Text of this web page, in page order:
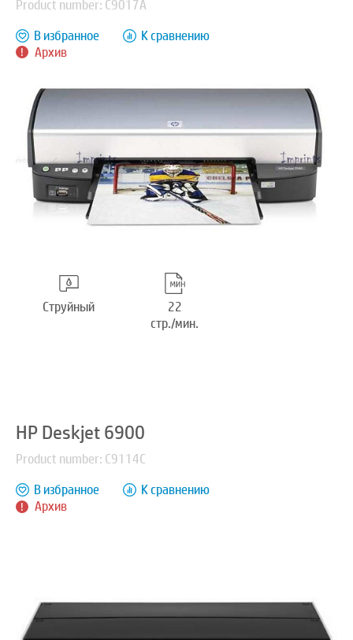
Product number: C9017A
Архив
В избранное К сравнению
Струйный
22
стр./мин.
HP Deskjet 6900
Product number: C9114C
Архив
В избранное К сравнению